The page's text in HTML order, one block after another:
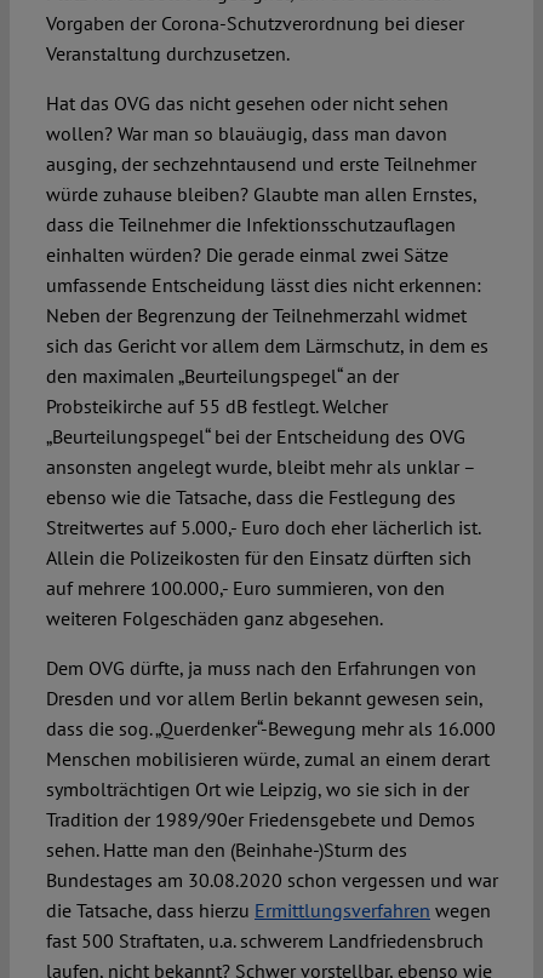
Vorgaben der Corona-Schutzverordnung bei dieser
Veranstaltung durchzusetzen.
Hat das OVG das nicht gesehen oder nicht sehen
wollen? War man so blauäugig, dass man davon
ausging, der sechzehntausend und erste Teilnehmer
würde zuhause bleiben? Glaubte man allen Ernstes,
dass die Teilnehmer die Infektionsschutzauflagen
einhalten würden? Die gerade einmal zwei Sätze
umfassende Entscheidung lässt dies nicht erkennen:
Neben der Begrenzung der Teilnehmerzahl widmet
sich das Gericht vor allem dem Lärmschutz, in dem es
den maximalen „Beurteilungspegel“ an der
Probsteikirche auf 55 dB festlegt. Welcher
„Beurteilungspegel“ bei der Entscheidung des OVG
ansonsten angelegt wurde, bleibt mehr als unklar –
ebenso wie die Tatsache, dass die Festlegung des
Streitwertes auf 5.000,- Euro doch eher lächerlich ist.
Allein die Polizeikosten für den Einsatz dürften sich
auf mehrere 100.000,- Euro summieren, von den
weiteren Folgeschäden ganz abgesehen.
Dem OVG dürfte, ja muss nach den Erfahrungen von
Dresden und vor allem Berlin bekannt gewesen sein,
dass die sog. „Querdenker“-Bewegung mehr als 16.000
Menschen mobilisieren würde, zumal an einem derart
symbolträchtigen Ort wie Leipzig, wo sie sich in der
Tradition der 1989/90er Friedensgebete und Demos
sehen. Hatte man den (Beinhahe-)Sturm des
Bundestages am 30.08.2020 schon vergessen und war
die Tatsache, dass hierzu Ermittlungsverfahren wegen
fast 500 Straftaten, u.a. schwerem Landfriedensbruch
laufen, nicht bekannt? Schwer vorstellbar, ebenso wie